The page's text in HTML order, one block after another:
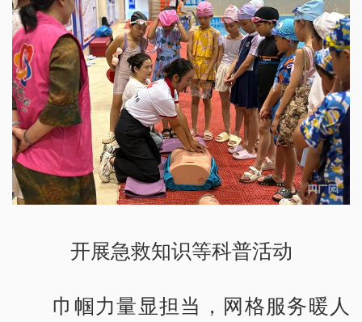
开展急救知识等科普活动
巾帼力量显担当，网格服务暖人